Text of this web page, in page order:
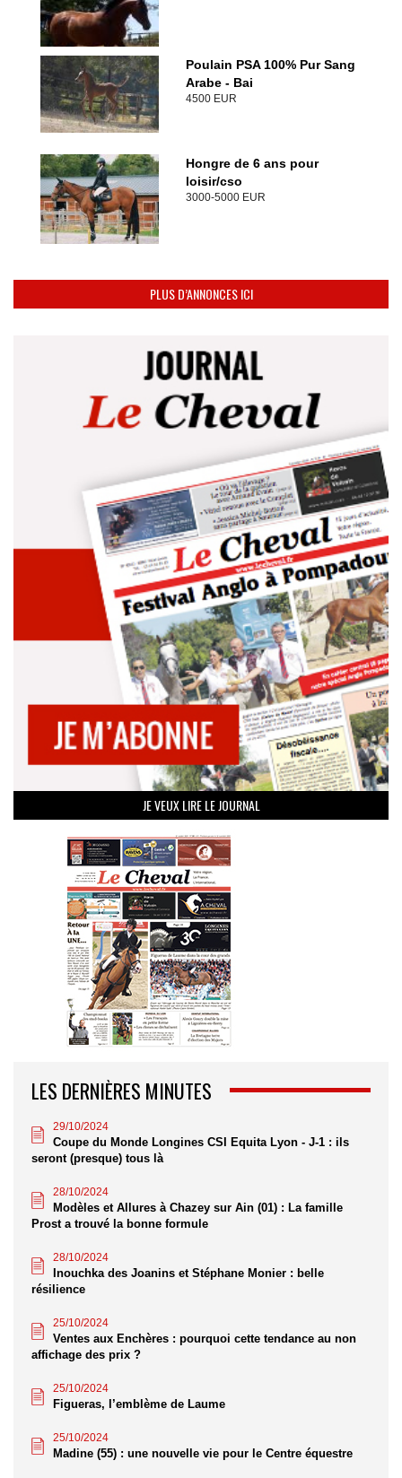
Poulain PSA 100% Pur Sang
Arabe - Bai
4500 EUR
Hongre de 6 ans pour
loisir/cso
3000-5000 EUR
PLUS D’ANNONCES ICI
JE VEUX LIRE LE JOURNAL
LES DERNIÈRES MINUTES
29/10/2024
Coupe du Monde Longines CSI Equita Lyon - J-1 : ils
seront (presque) tous là
28/10/2024
Modèles et Allures à Chazey sur Ain (01) : La famille
Prost a trouvé la bonne formule
28/10/2024
Inouchka des Joanins et Stéphane Monier : belle
résilience
25/10/2024
Ventes aux Enchères : pourquoi cette tendance au non
affichage des prix ?
25/10/2024
Figueras, l’emblème de Laume
25/10/2024
Madine (55) : une nouvelle vie pour le Centre équestre